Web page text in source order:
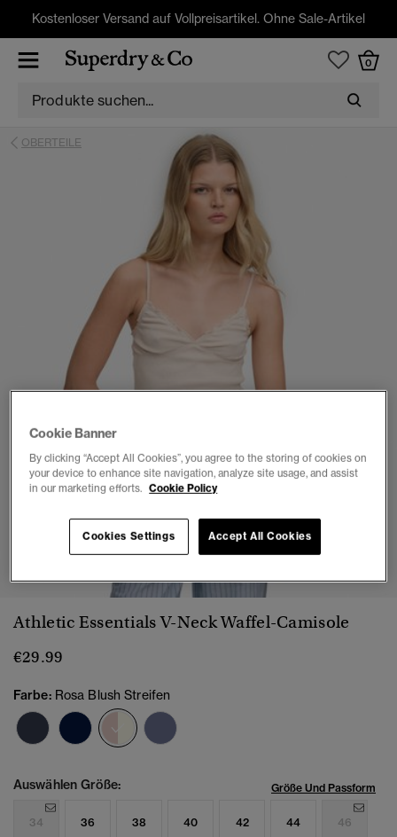
Kostenloser Versand auf Vollpreisartikel. Ohne Sale-Artikel
0
OBERTEILE
3 5
Athletic Essentials V-Neck Waffel-Camisole
€29.99
Farbe: Rosa Blush Streifen
Ausgewählt
Auswählen Größe: Größe Und Passform
34 36 38 40 42 44 46
Cookie Banner
By clicking “Accept All Cookies”, you agree to the storing of cookies on
your device to enhance site navigation, analyze site usage, and assist
in our marketing efforts. Cookie Policy
Accept All Cookies
Cookies Settings